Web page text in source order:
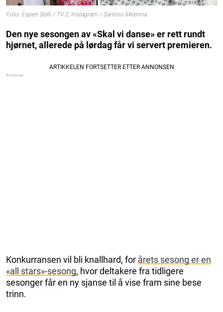
Foto: Espen Solli / TV 2, Instagram / Santino Mirenna
Den nye sesongen av «Skal vi danse» er rett rundt
hjørnet, allerede på lørdag får vi servert premieren.
Konkurransen vil bli knallhard, for årets sesong er en
«all stars»-sesong, hvor deltakere fra tidligere
sesonger får en ny sjanse til å vise fram sine bese
trinn.